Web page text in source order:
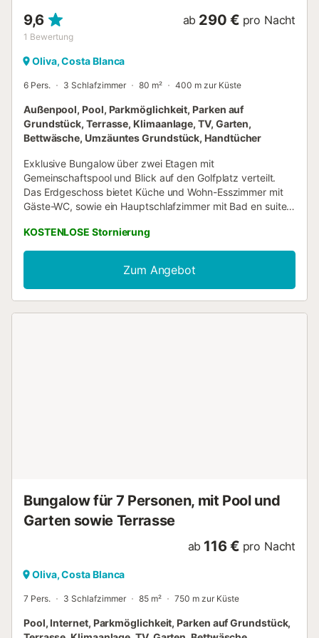
9,6
1 Bewertung
ab 290 € pro Nacht
Oliva, Costa Blanca
6 Pers. 3 Schlafzimmer 80 m² 400 m zur Küste
Außenpool, Pool, Parkmöglichkeit, Parken auf
Grundstück, Terrasse, Klimaanlage, TV, Garten,
Bettwäsche, Umzäuntes Grundstück, Handtücher
Exklusive Bungalow über zwei Etagen mit
Gemeinschaftspool und Blick auf den Golfplatz verteilt.
Das Erdgeschoss bietet Küche und Wohn-Esszimmer mit
Gäste-WC, sowie ein Hauptschlafzimmer mit Bad en suite
erwarten Sie zwei Schlafzimmer, ein Bad und eine große
Terrasse mit Blick auf den Golfplatz. Nur 650 Meter vom
Strand und 1 Kilometer vom Reitsportzentrum entfernt,
genießen Sie Privatsphäre auf einem eingezäunten
Grundstück. Erleben Sie eine einzigartige Erfahrung und
KOSTENLOSE Stornierung
Zum Angebot
Bungalow für 7 Personen, mit Pool und
Garten sowie Terrasse
ab 116 € pro Nacht
Oliva, Costa Blanca
7 Pers. 3 Schlafzimmer 85 m² 750 m zur Küste
Pool, Internet, Parkmöglichkeit, Parken auf Grundstück,